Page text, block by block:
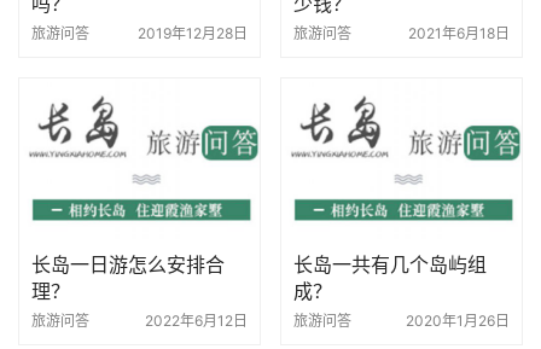
旅游问答 2019年12月28日 旅游问答 2021年6月18日
长岛一日游怎么安排合
理？
旅游问答 2022年6月12日
长岛一共有几个岛屿组
成？
旅游问答 2020年1月26日